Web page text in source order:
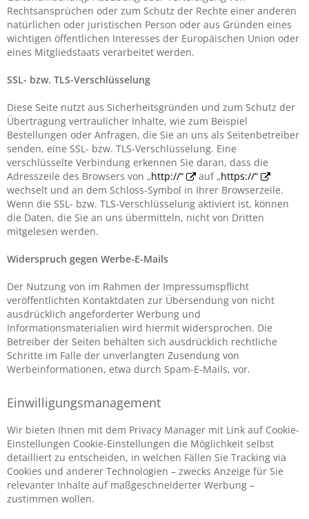
Rechtsansprüchen oder zum Schutz der Rechte einer anderen
natürlichen oder juristischen Person oder aus Gründen eines
wichtigen öffentlichen Interesses der Europäischen Union oder
eines Mitgliedstaats verarbeitet werden.
SSL- bzw. TLS-Verschlüsselung
Diese Seite nutzt aus Sicherheitsgründen und zum Schutz der
Übertragung vertraulicher Inhalte, wie zum Beispiel
Bestellungen oder Anfragen, die Sie an uns als Seitenbetreiber
senden, eine SSL- bzw. TLS-Verschlüsselung. Eine
verschlüsselte Verbindung erkennen Sie daran, dass die
Adresszeile des Browsers von „http://“ auf „https://“
wechselt und an dem Schloss-Symbol in Ihrer Browserzeile.
Wenn die SSL- bzw. TLS-Verschlüsselung aktiviert ist, können
die Daten, die Sie an uns übermitteln, nicht von Dritten
mitgelesen werden.
Widerspruch gegen Werbe-E-Mails
Der Nutzung von im Rahmen der Impressumspflicht
veröffentlichten Kontaktdaten zur Übersendung von nicht
ausdrücklich angeforderter Werbung und
Informationsmaterialien wird hiermit widersprochen. Die
Betreiber der Seiten behalten sich ausdrücklich rechtliche
Schritte im Falle der unverlangten Zusendung von
Werbeinformationen, etwa durch Spam-E-Mails, vor.
Einwilligungsmanagement
Wir bieten Ihnen mit dem Privacy Manager mit Link auf Cookie-
Einstellungen Cookie-Einstellungen die Möglichkeit selbst
detailliert zu entscheiden, in welchen Fällen Sie Tracking via
Cookies und anderer Technologien – zwecks Anzeige für Sie
relevanter Inhalte auf maßgeschneiderter Werbung –
zustimmen wollen.